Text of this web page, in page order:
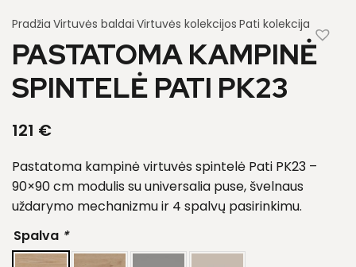
Pradžia Virtuvės baldai Virtuvės kolekcijos Pati kolekcija
PASTATOMA KAMPINĖ
SPINTELĖ PATI PK23
121 €
Pastatoma kampinė virtuvės spintelė Pati PK23 –
90×90 cm modulis su universalia puse, švelnaus
uždarymo mechanizmu ir 4 spalvų pasirinkimu.
Spalva *